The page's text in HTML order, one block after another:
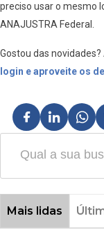
preciso usar o mesmo
ANAJUSTRA Federal.
Gostou das novidades?
login e aproveite os
Mais lidas